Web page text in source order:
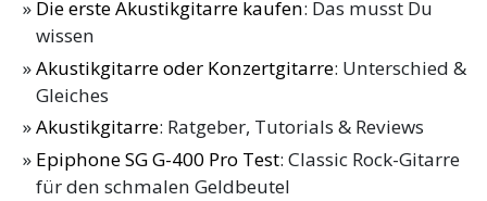
Die erste Akustikgitarre kaufen: Das musst Du
wissen
Akustikgitarre oder Konzertgitarre: Unterschied &
Gleiches
Akustikgitarre: Ratgeber, Tutorials & Reviews
Epiphone SG G-400 Pro Test: Classic Rock-Gitarre
für den schmalen Geldbeutel